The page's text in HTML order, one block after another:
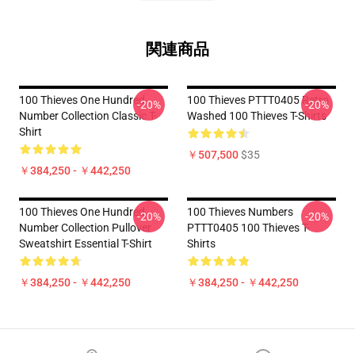
関連商品
100 Thieves One Hundred
Number Collection Classic T-
Shirt
￥384,250 - ￥442,250
-20%
100 Thieves PTTT0405 Retro
Washed 100 Thieves T-Shirts
￥507,500$35
-20%
100 Thieves One Hundred
Number Collection Pullover
Sweatshirt Essential T-Shirt
￥384,250 - ￥442,250
-20%
100 Thieves Numbers
PTTT0405 100 Thieves T-
Shirts
￥384,250 - ￥442,250
-20%